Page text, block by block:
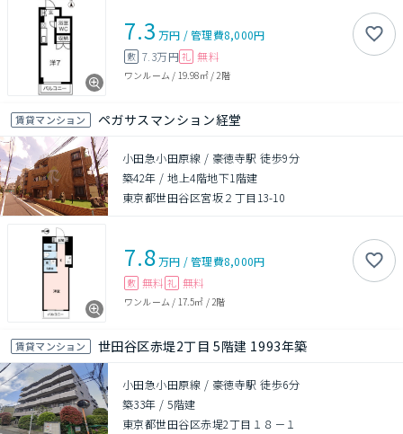
7.3 万円 /管理費8,000円
敷 7.3万円 礼 無料
ワンルーム / 19.98㎡/ 2階
賃貸マンション ペガサスマンション経堂
小田急小田原線 / 豪徳寺駅 徒歩9分
築42年 /地上4階地下1階建
東京都世田谷区宮坂２丁目13-10
7.8万円 /管理費8,000円
敷 無料 礼 無料
ワンルーム / 17.5㎡ / 2階
賃貸マンション 世田谷区赤堤2丁目 5階建 1993年築
小田急小田原線 / 豪徳寺駅 徒歩6分
築33年 /5階建
東京都世田谷区赤堤2丁目１８－１